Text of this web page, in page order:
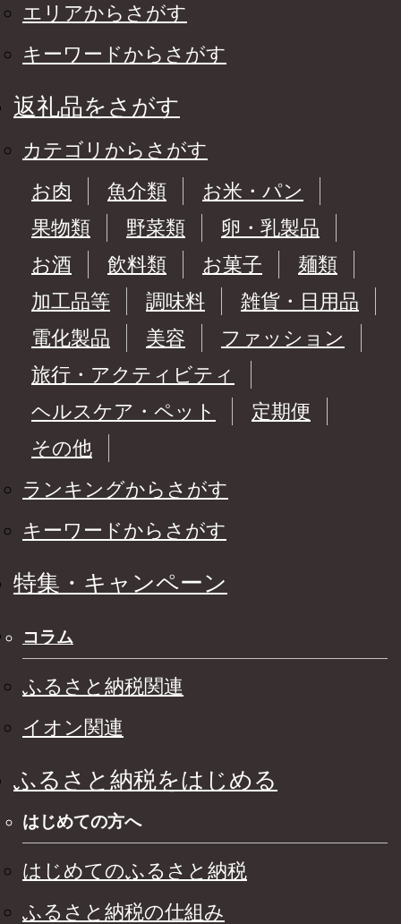
エリアからさがす
キーワードからさがす
返礼品をさがす
カテゴリからさがす
お肉
魚介類
お米・パン
果物類
野菜類
卵・乳製品
お酒
飲料類 お菓子
麺類
加工品等
調味料
雑貨・日用品
電化製品
美容
ファッション
旅行・アクティビティ
ヘルスケア・ペット
定期便
その他
ランキングからさがす
キーワードからさがす
特集・キャンペーン
コラム
ふるさと納税関連
イオン関連
ふるさと納税をはじめる
はじめての方へ
はじめてのふるさと納税
ふるさと納税の仕組み